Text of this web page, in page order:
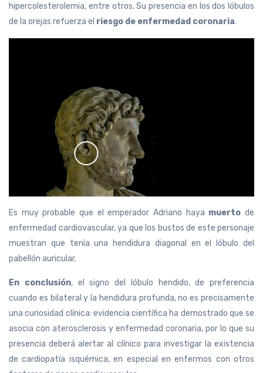
hipercolesterolemia, entre otros. Su presencia en los dos lóbulos
de la orejas refuerza el riesgo de enfermedad coronaria.
Es muy probable que el emperador Adriano haya muerto de
enfermedad cardiovascular, ya que los bustos de este personaje
muestran que tenía una hendidura diagonal en el lóbulo del
pabellón auricular.
En conclusión, el signo del lóbulo hendido, de preferencia
cuando es bilateral y la hendidura profunda, no es precisamente
una curiosidad clínica: evidencia científica ha demostrado que se
asocia con aterosclerosis y enfermedad coronaria, por lo que su
presencia deberá alertar al clínico para investigar la existencia
de cardiopatía isquémica, en especial en enfermos con otros